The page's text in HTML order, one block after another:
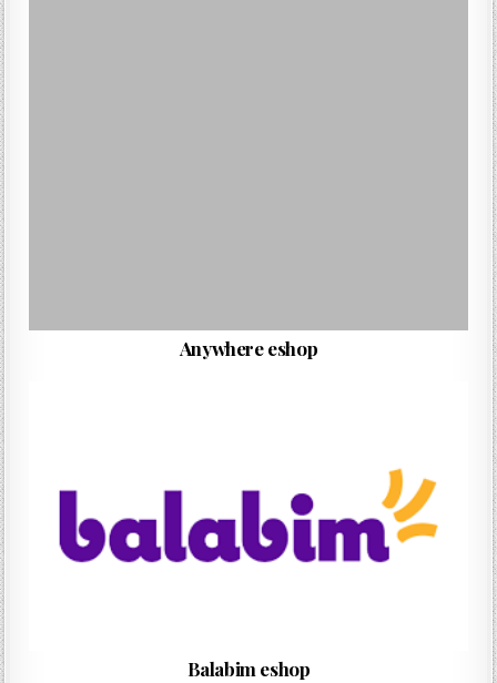
Anywhere eshop
Balabim eshop